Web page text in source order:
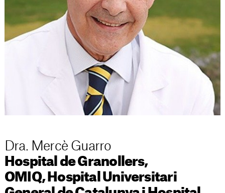
Dra. Mercè Guarro
Hospital de Granollers,
OMIQ, Hospital Universitari